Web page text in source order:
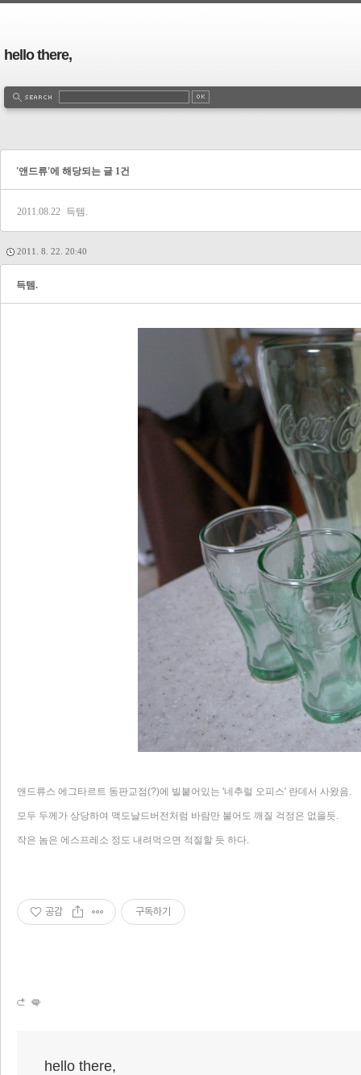
hello there,
'앤드류'에 해당되는 글 1건
2011.08.22 득템.
2011. 8. 22. 20:40
득템.
앤드류스 에그타르트 동판교점(?)에 빌붙어있는 '네추럴 오피스' 란데서 사왔음.
모두 두께가 상당하여 맥도날드버전처럼 바람만 불어도 깨질 걱정은 없을듯.
작은 놈은 에스프레소 정도 내려먹으면 적절할 듯 하다.
공감 구독하기
hello there,